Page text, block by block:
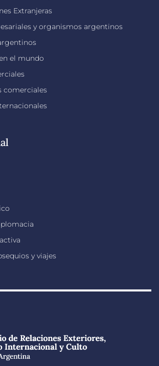
Extranjeras
y organismos argentinos
el mundo
comerciales
y viajes